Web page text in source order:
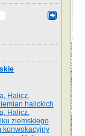
Halicz.
halickich
Halicz.
ziemskiego
konwokacyjny